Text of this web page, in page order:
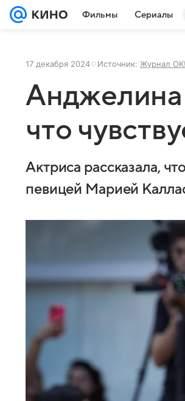
Фильмы Сериалы
17 декабря 2024 Источник: Журнал OK!
Анджелина
что
Актриса рассказала,
певицей Марией